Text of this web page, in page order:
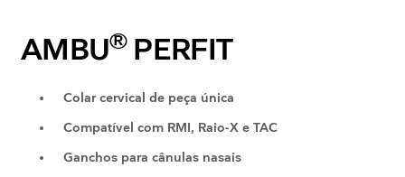
AMBU®PERFIT
Colar cervical de peça única
Compatível com RMI, Raio-X e TAC
Ganchos para cânulas nasais